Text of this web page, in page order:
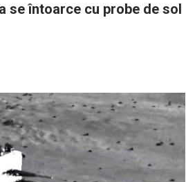
se întoarce cu probe de sol